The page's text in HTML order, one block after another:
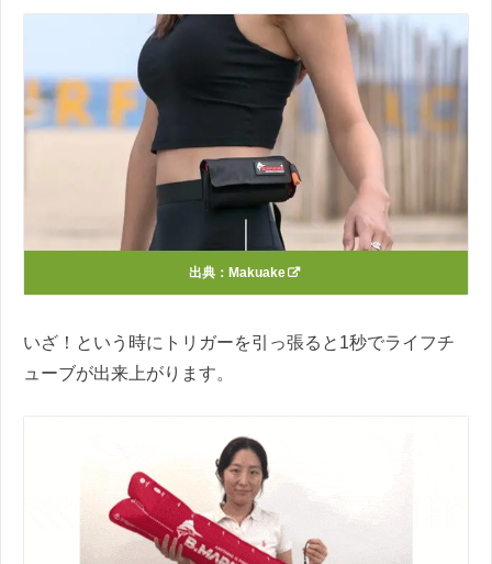
出典： Makuake
いざ！という時にトリガーを引っ張ると1秒でライフチ
ューブが出来上がります。